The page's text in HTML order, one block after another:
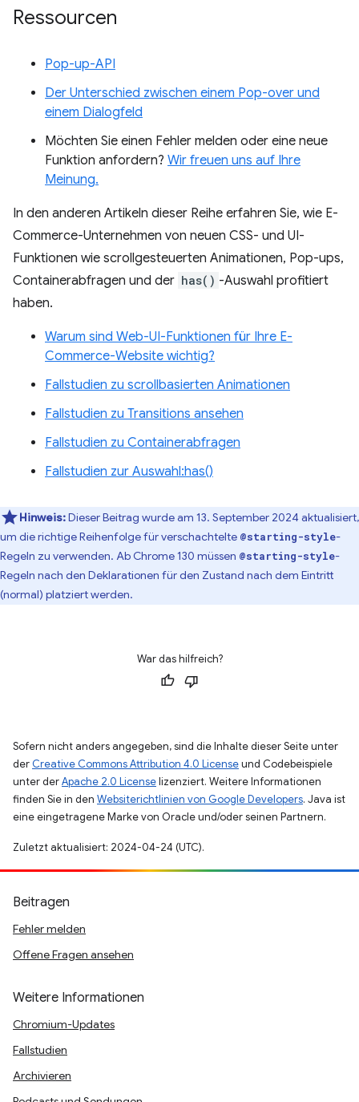
Ressourcen
Pop-up-API
Der Unterschied zwischen einem Pop-over und
einem Dialogfeld
Möchten Sie einen Fehler melden oder eine neue
Funktion anfordern? Wir freuen uns auf Ihre
Meinung.
In den anderen Artikeln dieser Reihe erfahren Sie, wie E-
Commerce-Unternehmen von neuen CSS- und UI-
Funktionen wie scrollgesteuerten Animationen, Pop-ups,
Containerabfragen und der has() -Auswahl profitiert
haben.
Warum sind Web-UI-Funktionen für Ihre E-
Commerce-Website wichtig?
Fallstudien zu scrollbasierten Animationen
Fallstudien zu Transitions ansehen
Fallstudien zu Containerabfragen
Fallstudien zur Auswahl:has()
Hinweis:Dieser Beitrag wurde am 13. September 2024 aktualisiert,
um die richtige Reihenfolge für verschachtelte @starting-style-
Regeln zu verwenden. Ab Chrome 130 müssen @starting-style-
Regeln nach den Deklarationen für den Zustand nach dem Eintritt
(normal) platziert werden.
War das hilfreich?
Sofern nicht anders angegeben, sind die Inhalte dieser Seite unter
der Creative Commons Attribution 4.0 Licenseund Codebeispiele
unter derApache 2.0 Licenselizenziert. Weitere Informationen
finden Sie in den Websiterichtlinien von Google Developers. Java ist
eine eingetragene Marke von Oracle und/oder seinen Partnern.
Zuletzt aktualisiert: 2024-04-24 (UTC).
Beitragen
Fehler melden
Offene Fragen ansehen
Weitere Informationen
Chromium-Updates
Fallstudien
Archivieren